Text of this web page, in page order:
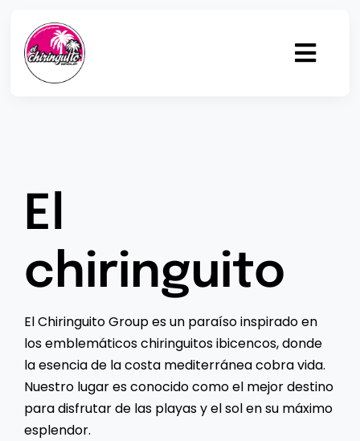
contenido
Drinks
Chiringuito
Equipo
El
chiringuito
El Chiringuito Group es un paraíso inspirado en
los emblemáticos chiringuitos ibicencos, donde
la esencia de la costa mediterránea cobra vida.
Nuestro lugar es conocido como el mejor destino
para disfrutar de las playas y el sol en su máximo
esplendor.